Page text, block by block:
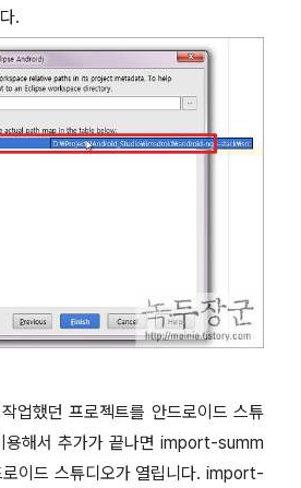
.
업했던 프로젝트를 안드로이드 스튜
용해서 추가가 끝나면 import-summ
이드 스튜디오가 열립니다. import-